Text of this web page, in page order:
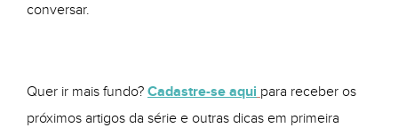
conversar.
Quer ir mais fundo? Cadastre-se aqui para receber os
próximos artigos da série e outras dicas em primeira